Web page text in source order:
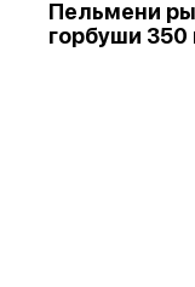
Пельмени
горбуши 350